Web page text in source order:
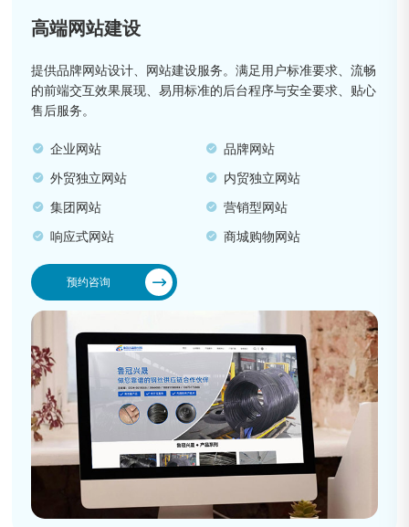
高端网站建设
提供品牌网站设计、网站建设服务。满足用户标准要求、流畅
的前端交互效果展现、易用标准的后台程序与安全要求、贴心
售后服务。
企业网站
品牌网站
外贸独立网站
内贸独立网站
集团网站
营销型网站
响应式网站
商城购物网站
预约咨询